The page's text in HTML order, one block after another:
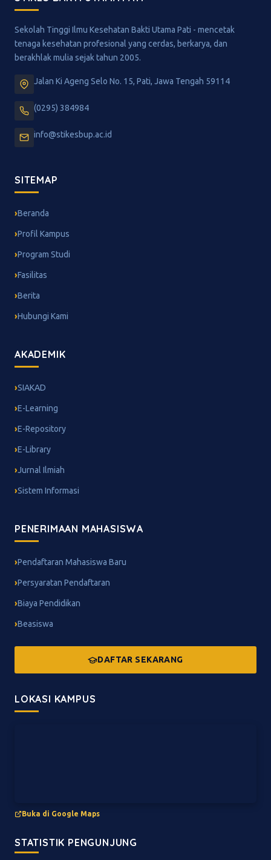
Sekolah Tinggi Ilmu Kesehatan Bakti Utama Pati - mencetak
tenaga kesehatan profesional yang cerdas, berkarya, dan
berakhlak mulia sejak tahun 2005.
Jalan Ki Ageng Selo No. 15, Pati, Jawa Tengah 59114
(0295) 384984
info@stikesbup.ac.id
SITEMAP
Beranda
Profil Kampus
Program Studi
Fasilitas
Berita
Hubungi Kami
AKADEMIK
SIAKAD
E-Learning
E-Repository
E-Library
Jurnal Ilmiah
Sistem Informasi
PENERIMAAN MAHASISWA
Pendaftaran Mahasiswa Baru
Persyaratan Pendaftaran
Biaya Pendidikan
Beasiswa
DAFTAR SEKARANG
LOKASI KAMPUS
Buka di Google Maps
STATISTIK PENGUNJUNG